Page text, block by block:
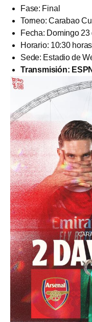
Fase: Final
Torneo: Carabao
Fecha: Domingo
Horario: 10:30
Sede: Estadio de
Transmisión: